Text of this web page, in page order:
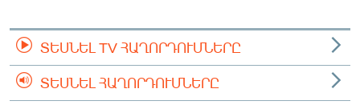
ՏԵՍՆԵԼ TV ՀԱՂՈՐԴՈՒՄՆԵՐԸ
ՏԵՍՆԵԼ ՀԱՂՈՐԴՈՒՄՆԵՐԸ